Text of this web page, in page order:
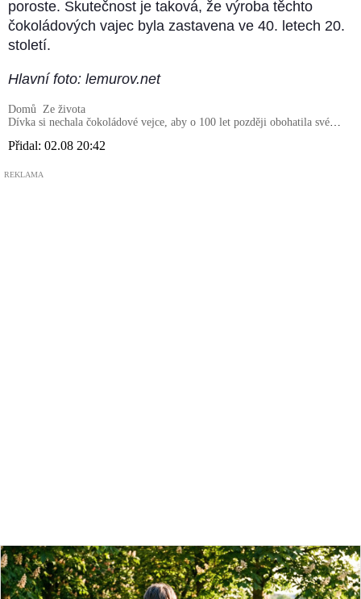
poroste. Skutečnost je taková, že výroba těchto
čokoládových vajec byla zastavena ve 40. letech 20.
století.
Hlavní foto: lemurov.net
Domů Ze života
Dívka si nechala čokoládové vejce, aby o 100 let později obohatila své
Přidal: 02.08 20:42
REKLAMA